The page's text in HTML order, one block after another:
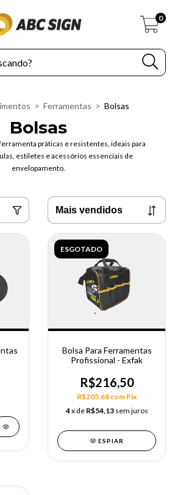
0
> Ferramentas > Bolsas
Bolsas
práticas e resistentes, ideais para
estiletes e acessórios essenciais de
envelopamento.
ESGOTADO
Bolsa Para Ferramentas
Profissional - Exfak
R$216,50
R$205,68 com Pix
4x de R$54,13 sem juros
ESPIAR